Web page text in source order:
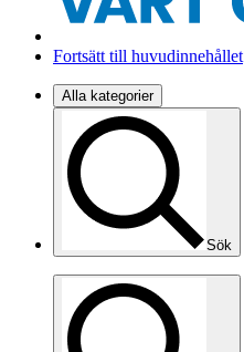
Fortsätt till huvudinnehållet
Alla kategorier
Sök